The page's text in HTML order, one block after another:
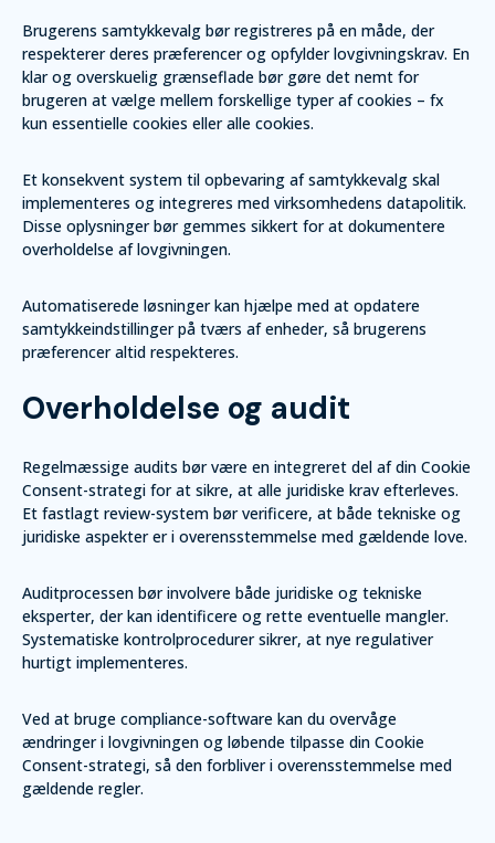
Brugerens samtykkevalg bør registreres på en måde, der
respekterer deres præferencer og opfylder lovgivningskrav. En
klar og overskuelig grænseflade bør gøre det nemt for
brugeren at vælge mellem forskellige typer af cookies – fx
kun essentielle cookies eller alle cookies.
Et konsekvent system til opbevaring af samtykkevalg skal
implementeres og integreres med virksomhedens datapolitik.
Disse oplysninger bør gemmes sikkert for at dokumentere
overholdelse af lovgivningen.
Automatiserede løsninger kan hjælpe med at opdatere
samtykkeindstillinger på tværs af enheder, så brugerens
præferencer altid respekteres.
Overholdelse og audit
Regelmæssige audits bør være en integreret del af din Cookie
Consent-strategi for at sikre, at alle juridiske krav efterleves.
Et fastlagt review-system bør verificere, at både tekniske og
juridiske aspekter er i overensstemmelse med gældende love.
Auditprocessen bør involvere både juridiske og tekniske
eksperter, der kan identificere og rette eventuelle mangler.
Systematiske kontrolprocedurer sikrer, at nye regulativer
hurtigt implementeres.
Ved at bruge compliance-software kan du overvåge
ændringer i lovgivningen og løbende tilpasse din Cookie
Consent-strategi, så den forbliver i overensstemmelse med
gældende regler.